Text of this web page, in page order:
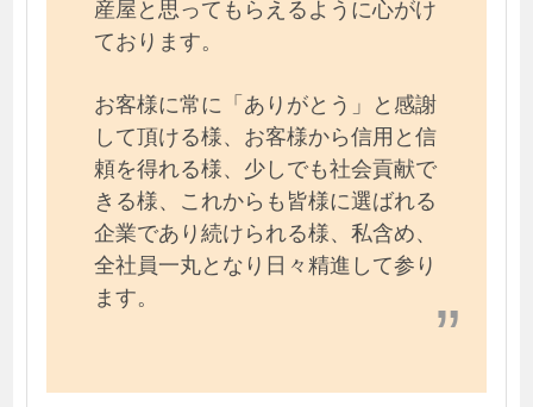
産屋と思ってもらえるように心がけ
ております。
お客様に常に「ありがとう」と感謝
して頂ける様、お客様から信用と信
頼を得れる様、少しでも社会貢献で
きる様、これからも皆様に選ばれる
企業であり続けられる様、私含め、
全社員一丸となり日々精進して参り
ます。